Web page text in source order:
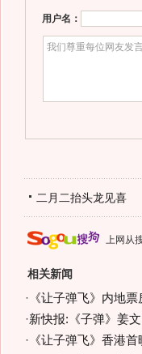
用户名：
二月二抬头龙见喜
上网从
相关新闻
· 《让子弹飞》内地
·新快报:《子弹》姜
· 《让子弹飞》香港